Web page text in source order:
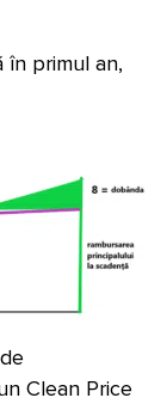
în primul an,
Clean Price